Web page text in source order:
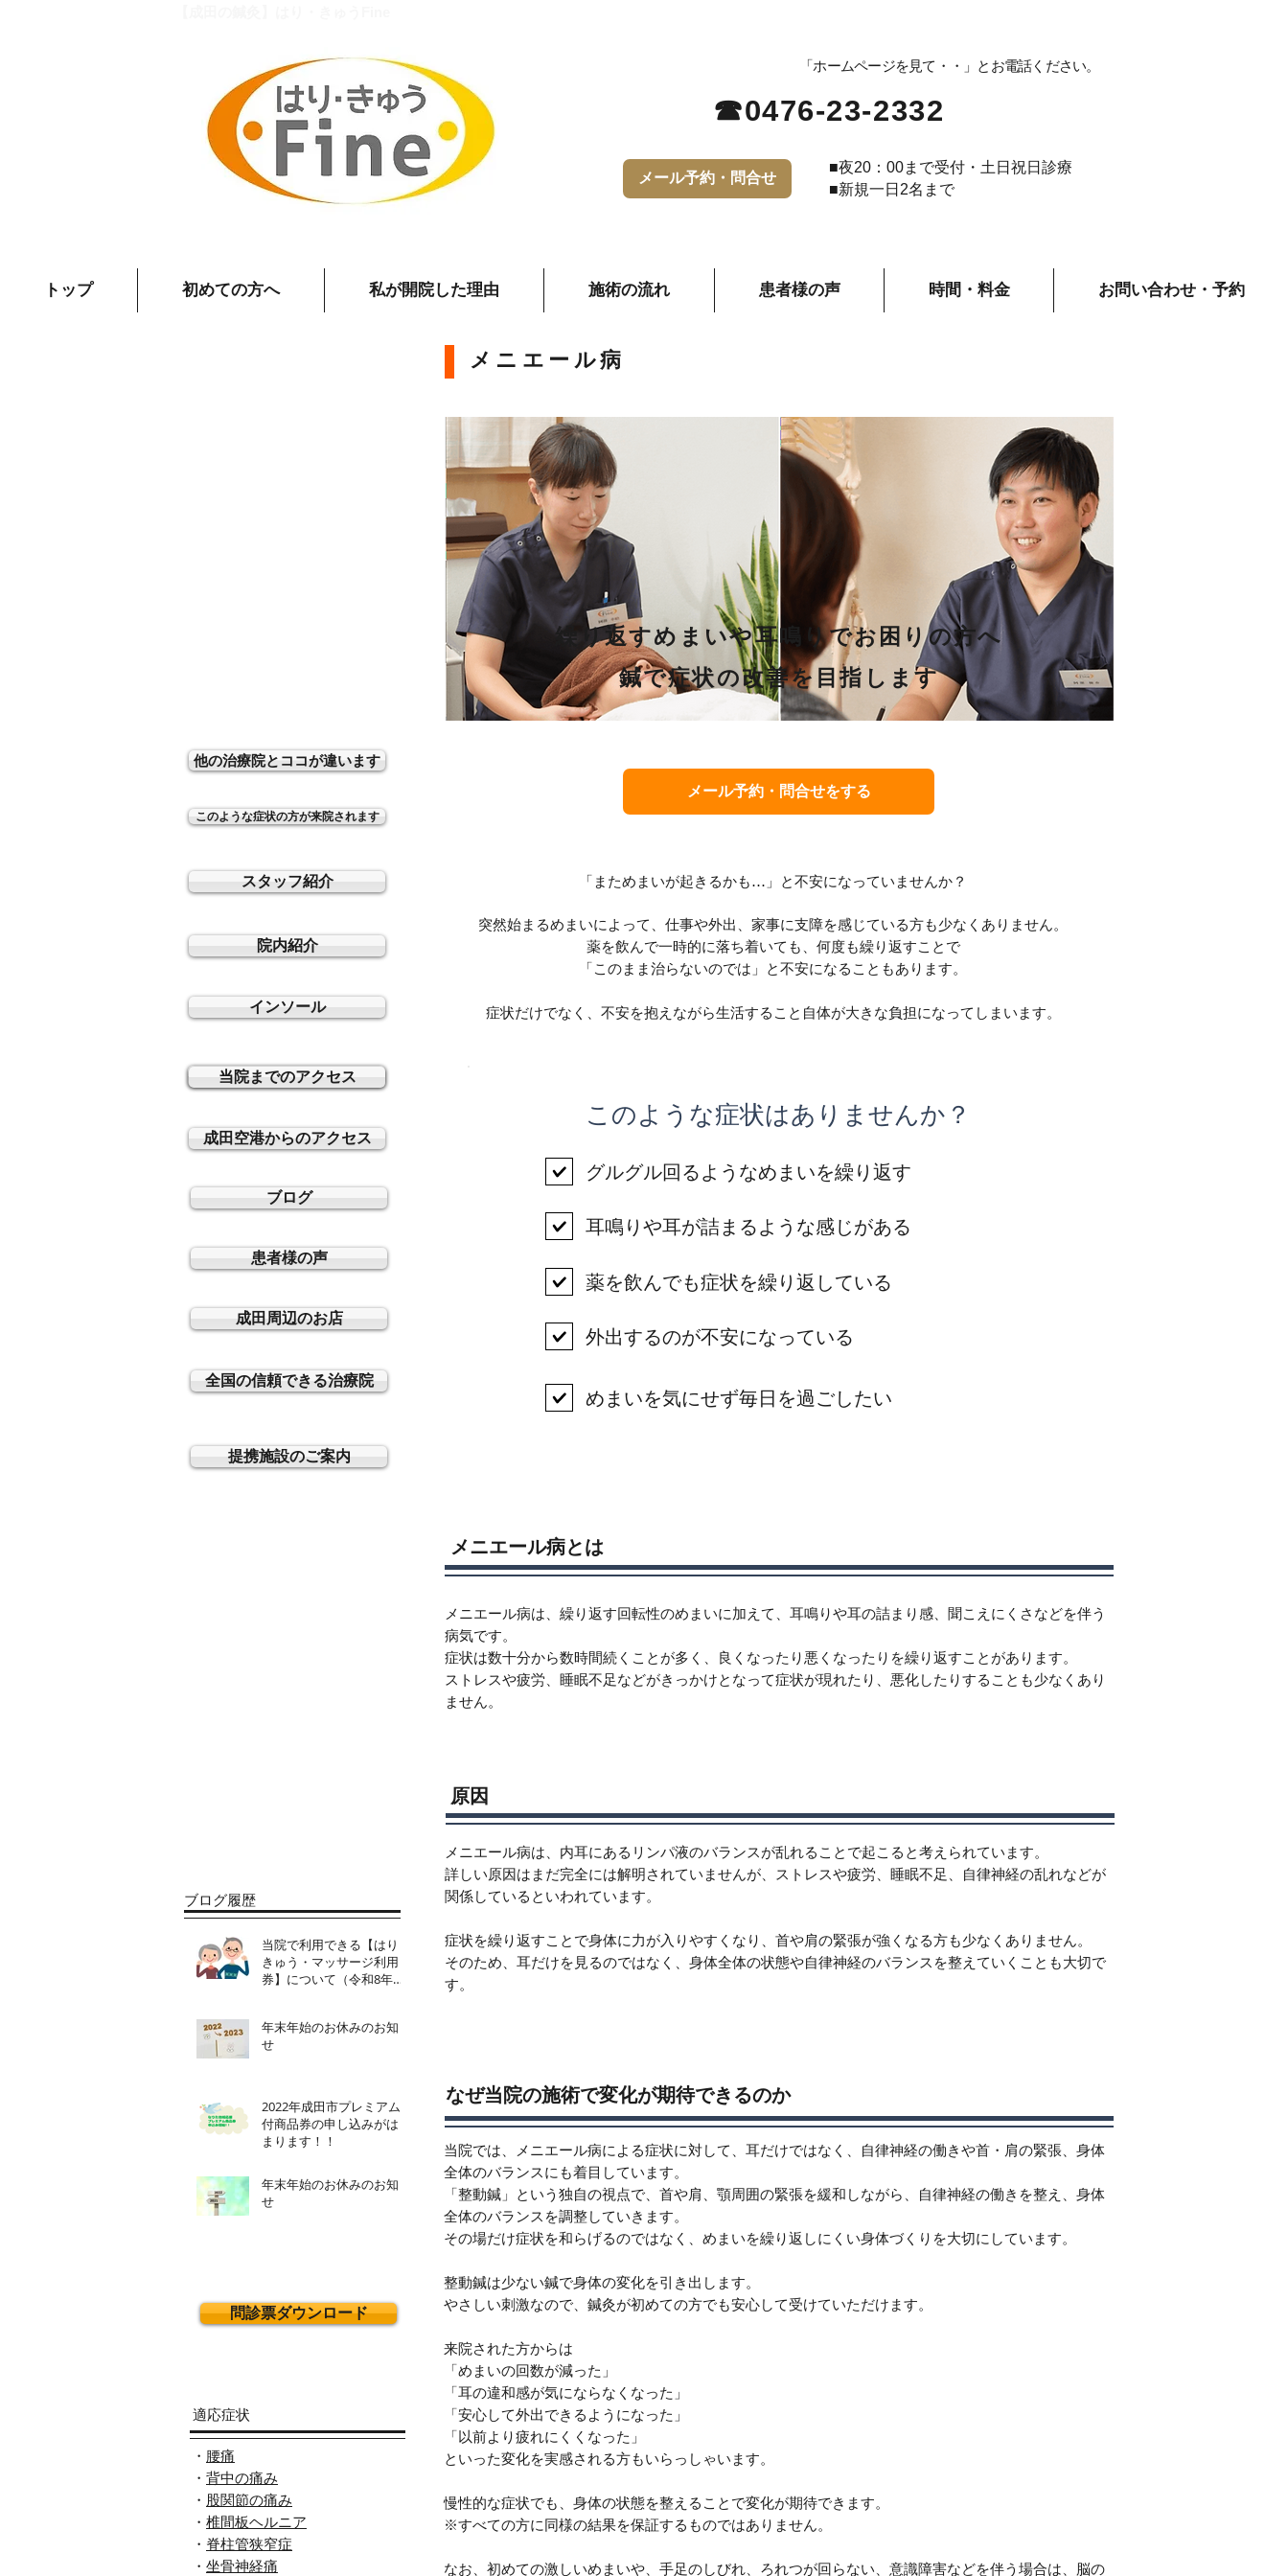
「ホームページを見て・・」とお電話ください。
​☎0476-23-2332
メール予約・問合せ
■夜20：00まで受付・ 土日祝日診療
■新規一日2名まで
トップ 初めての方へ 私が開院した理由 施術の流れ 患者様の声 時間・料金 お問い合わせ・予約
他の治療院とココが違います
このような症状の方が来院されます
スタッフ紹介
院内紹介
インソール
よくいただく質問
当院までのアクセス
成田空港からのアクセス
ブログ
患者様の声
成田周辺のお店
全国の信頼できる治療院
提携施設のご案内
ブログ履歴
当院で利用できる【はり・
きゅう・マッサージ利用
券】について（令和8年度
年末年始のお休みのお知ら
せ
2022年成田市プレミアム
付商品券の申し込みがはじ
まります！！
年末年始のお休みのお知ら
せ
問診票ダウンロード
適応症状
・ 腰痛
・ 背中の痛み
・ 股関節の痛み
・ 椎間板ヘルニア
・ 脊柱管狭窄症
・ 坐骨神経痛
​メニエール病
繰り返すめまいや耳鳴りでお困りの方へ
​鍼で症状の改善を目指します
メール予約・問合せをする
「まためまいが起きるかも…」と不安になっていませんか？
突然始まるめまいによって、仕事や外出、家事に支障を感じている方も少なくありません。
薬を飲んで一時的に落ち着いても、何度も繰り返すことで
「このまま治らないのでは」と不安になることもあります。
症状だけでなく、不安を抱えながら生活すること自体が大きな負担になってしまいます。
​このような症状はありませんか？
グルグル回るようなめまいを繰り返す
耳鳴りや耳が詰まるような感じがある
薬を飲んでも症状を繰り返している
外出するのが不安になっている
めまいを気にせず毎日を過ごしたい
メニエール病とは
メニエール病は、繰り返す回転性のめまいに加えて、耳鳴りや耳の詰まり感、聞こえにくさなどを伴う
病気です。
症状は数十分から数時間続くことが多く、良くなったり悪くなったりを繰り返すことがあります。
ストレスや疲労、睡眠不足などがきっかけとなって症状が現れたり、悪化したりすることも少なくあり
ません。
原因
メニエール病は、内耳にあるリンパ液のバランスが乱れることで起こると考えられています。
詳しい原因はまだ完全には解明されていませんが、ストレスや疲労、睡眠不足、自律神経の乱れなどが
関係しているといわれています。
症状を繰り返すことで身体に力が入りやすくなり、首や肩の緊張が強くなる方も少なくありません。
そのため、耳だけを見るのではなく、身体全体の状態や自律神経のバランスを整えていくことも大切で
す。
​なぜ当院の施術で変化が期待できるのか
当院では、メニエール病による症状に対して、耳だけではなく、自律神経の働きや首・肩の緊張、身体
全体のバランスにも着目しています。
「整動鍼」という独自の視点で、 首や肩、顎周囲の緊張を緩和しながら、自律神経の働きを整え、身体
全体のバランスを調整していきます。
その場だけ症状を和らげるのではなく、めまいを繰り返しにくい身体づくりを大切にしています。
整動鍼は少ない鍼で身体の変化を引き出します。
やさしい刺激なので、鍼灸が初めての方でも安心して受けていただけます。
来院された方からは
「めまいの回数が減った」
「耳の違和感が気にならなくなった」
「安心して外出できるようになった」
「以前より疲れにくくなった」
といった変化を実感される方もいらっしゃいます。
慢性的な症状でも、身体の状態を整えることで変化が期待できます。
※すべての方に同様の結果を保証するものではありません。
なお、初めての激しいめまいや、手足のしびれ、ろれつが回らない、意識障害などを伴う場合は、脳の